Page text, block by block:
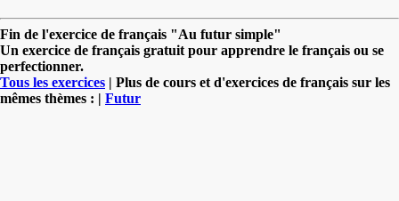
Fin de l'exercice de français "Au futur simple"
Un exercice de français gratuit pour apprendre le français ou se
perfectionner.
Tous les exercices | Plus de cours et d'exercices de français sur les
mêmes thèmes : | Futur